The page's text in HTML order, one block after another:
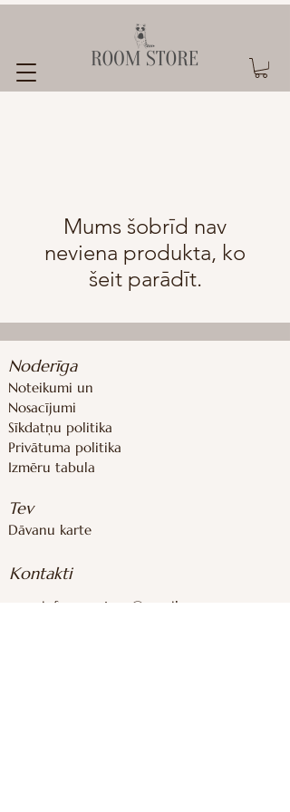
Mums šobrīd nav
neviena produkta, ko
šeit parādīt.
Noderīga
Noteikumi un
Nosacījumi
Sīkdatņu politika
Privātuma politika
Izmēru tabula
Tev
Dāvanu karte
Kontakti
inforoomstore@gmail.com